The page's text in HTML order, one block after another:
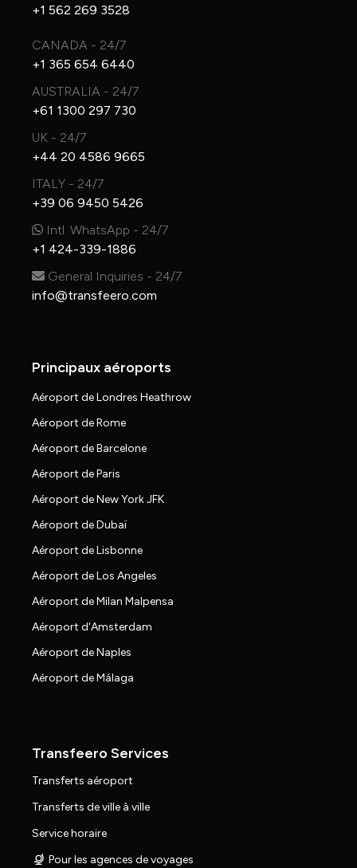
+1 562 269 3528
CANADA - 24/7
+1 365 654 6440
AUSTRALIA - 24/7
+61 1300 297 730
UK - 24/7
+44 20 4586 9665
ITALY - 24/7
+39 06 9450 5426
Intl. WhatsApp - 24/7
+1 424-339-1886
General Inquiries - 24/7
info@transfeero.com
Principaux aéroports
Aéroport de Londres Heathrow
Aéroport de Rome
Aéroport de Barcelone
Aéroport de Paris
Aéroport de New York JFK
Aéroport de Dubaï
Aéroport de Lisbonne
Aéroport de Los Angeles
Aéroport de Milan Malpensa
Aéroport d'Amsterdam
Aéroport de Naples
Aéroport de Málaga
Transfeero Services
Transferts aéroport
Transferts de ville à ville
Service horaire
Pour les agences de voyages